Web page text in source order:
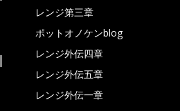
レンジ第三章
ポットオノケンblog
レンジ外伝四章
レンジ外伝五章
レンジ外伝一章